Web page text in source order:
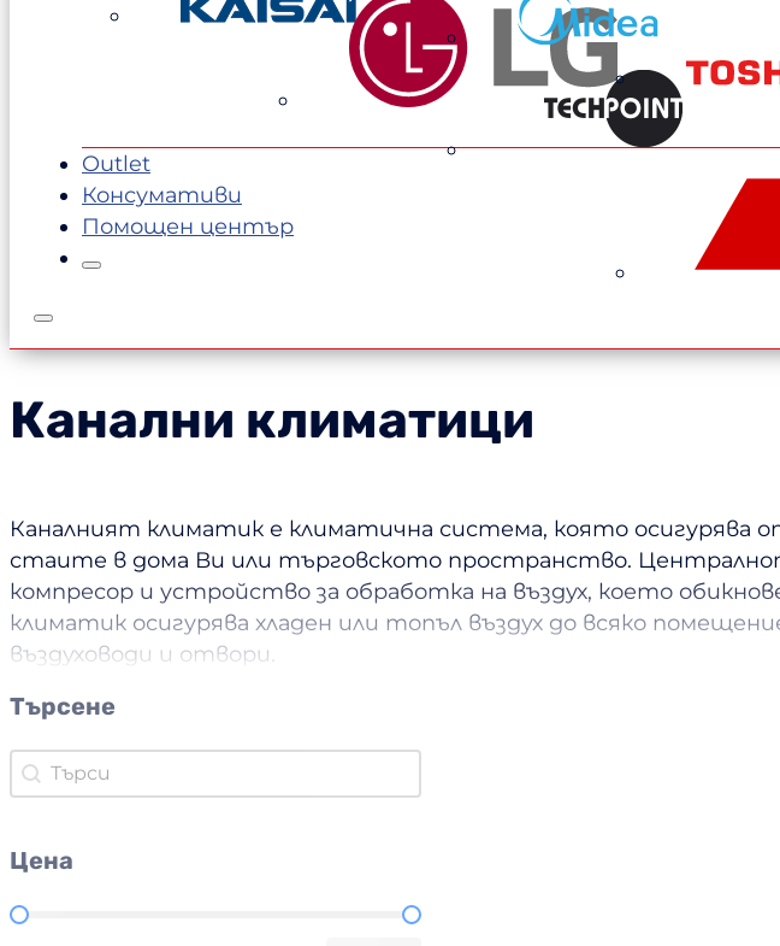
Outlet
Консумативи
Помощен център
Канални климатици
Каналният климатик е климатична система, която осигурява
стаите в дома Ви или търговското пространство.
компресор и устройство за обработка на въздух, което
климатик осигурява хладен или топъл въздух до всяко
въздуховоди и отвори.
Търсене
Търсене
Търсене
Цена
Цена